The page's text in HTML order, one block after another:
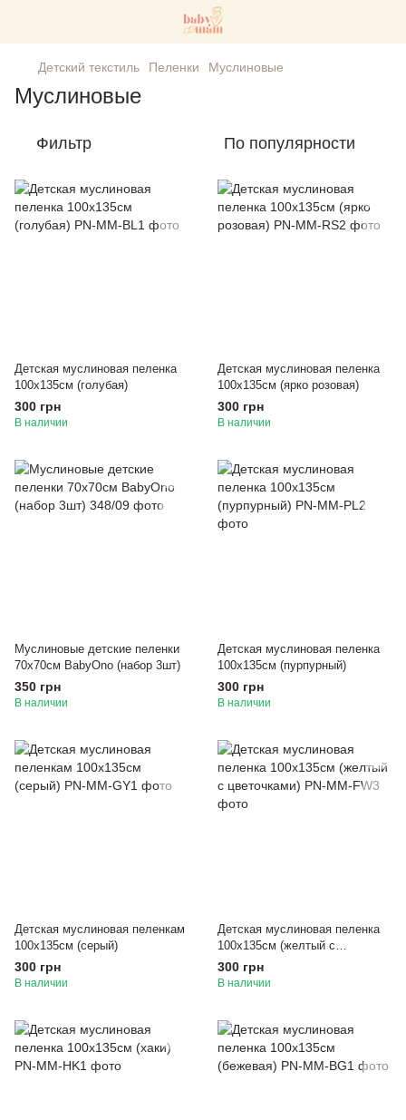
Детский текстиль Пеленки Муслиновые
Муслиновые
Фильтр По популярности
Детская муслиновая пеленка
100х135см (голубая)
300 грн
В наличии
Детская муслиновая пеленка
100х135см (ярко розовая)
300 грн
В наличии
Муслиновые детские пеленки
70х70см BabyOno (набор 3шт)
350 грн
В наличии
Детская муслиновая пеленка
100х135см (пурпурный)
300 грн
В наличии
Детская муслиновая пеленкам
100х135см (серый)
300 грн
В наличии
Детская муслиновая пеленка
100х135см (желтый с
цветочками)
300 грн
В наличии